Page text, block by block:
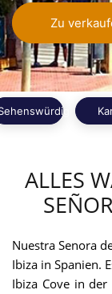
Zu
ALLES
Nuestra Senora
Ibiza in Spanien.
Ibiza Cove in